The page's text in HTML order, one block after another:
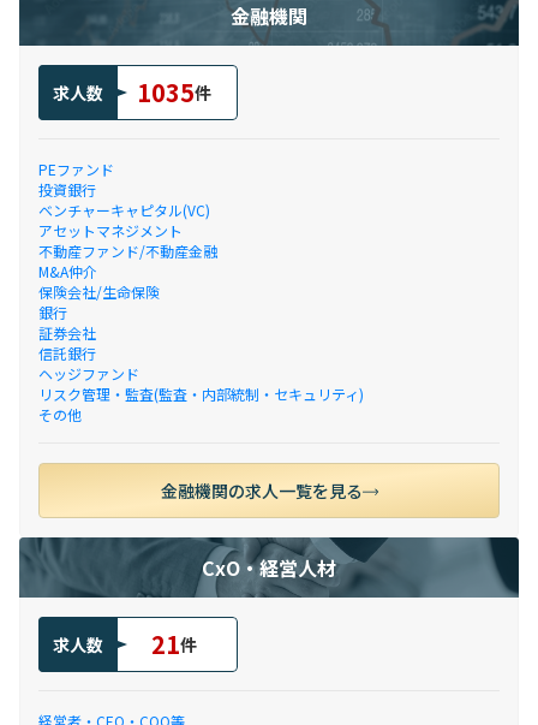
金融機関
求人数 1035件
PEファンド
投資銀行
ベンチャーキャピタル(VC)
アセットマネジメント
不動産ファンド/不動産金融
M&A仲介
保険会社/生命保険
銀行
証券会社
信託銀行
ヘッジファンド
リスク管理・監査(監査・内部統制・セキュリティ)
その他
金融機関の求人一覧を見る
CxO・経営人材
求人数 21件
経営者・CEO・COO等